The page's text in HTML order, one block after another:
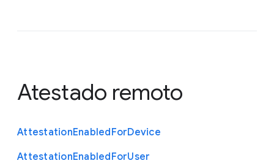
Atestado remoto
AttestationEnabledForDevice
AttestationEnabledForUser